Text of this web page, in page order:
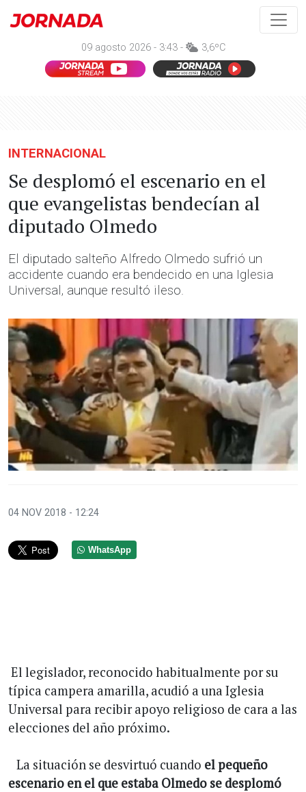
09 agosto 2026 - 3:43 - 3,6ºC
INTERNACIONAL
Se desplomó el escenario en el
que evangelistas bendecían al
diputado Olmedo
El diputado salteño Alfredo Olmedo sufrió un
accidente cuando era bendecido en una Iglesia
Universal, aunque resultó ileso.
04 NOV 2018 - 12:24
WhatsApp
El legislador, reconocido habitualmente por su
típica campera amarilla, acudió a una Iglesia
Universal para recibir apoyo religioso de cara a las
elecciones del año próximo.
La situación se desvirtuó cuando el pequeño
escenario en el que estaba Olmedo se desplomó